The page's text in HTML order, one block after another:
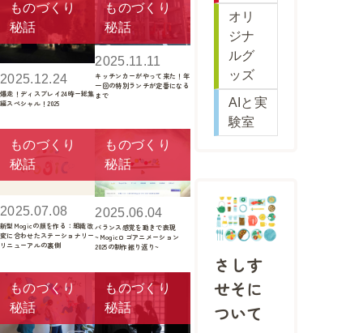
ものづくり
秘話
2025.12.24
爆走！ディスプレイ24時ー総集
編スペシャル！2025
ものづくり
秘話
2025.11.11
キッチンカーがやって来た！年
一回の特別ランチが定番になる
まで
ものづくり
秘話
2025.07.08
新型Mogicの顔を作る：組織改
変に合わせたステーショナリー
リニューアルの裏側
ものづくり
秘話
2025.06.04
バランス感覚を動きで表現
~Mogicロゴアニメーション
2025の制作振り返り~
ものづくり
秘話
ものづくり
秘話
オリ
ジナ
ルグ
ッズ
AIと実
験室
さしす
せそに
ついて